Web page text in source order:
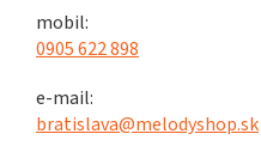
mobil:
0905 622 898
e-mail:
bratislava@melodyshop.sk